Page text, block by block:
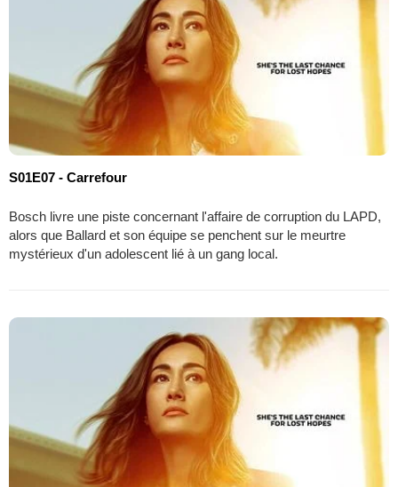
S01E07 - Carrefour
Bosch livre une piste concernant l'affaire de corruption du LAPD,
alors que Ballard et son équipe se penchent sur le meurtre
mystérieux d'un adolescent lié à un gang local.